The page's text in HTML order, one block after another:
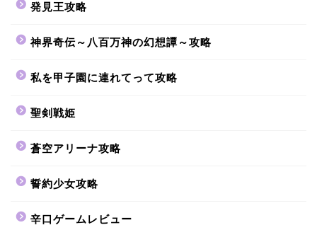
発見王攻略
神界奇伝～八百万神の幻想譚～攻略
私を甲子園に連れてって攻略
聖剣戦姫
蒼空アリーナ攻略
誓約少女攻略
辛口ゲームレビュー